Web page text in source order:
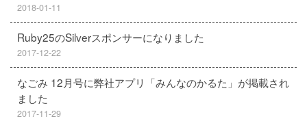
2018-01-11
Ruby25のSilverスポンサーになりました
2017-12-22
なごみ 12月号に弊社アプリ「みんなのかるた」が掲載され
ました
2017-11-29